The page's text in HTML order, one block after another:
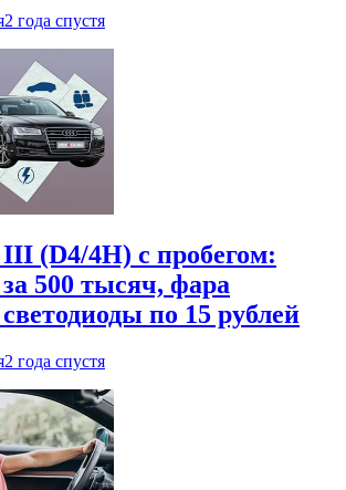
2 года спустя
(D4/4H) c пробегом:
за 500 тысяч, фара
по 15 рублей
2 года спустя